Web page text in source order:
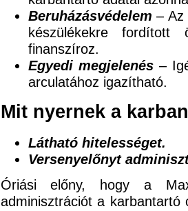
Beruházásvédelem – Az
készülékekre fordított
finanszíroz.
Egyedi megjelenés–
arculatához igazítható.
Mit nyernek a
Látható hitelességet.
Versenyelőnyt
Óriási előny, hogy a
adminisztrációt a karbantartó